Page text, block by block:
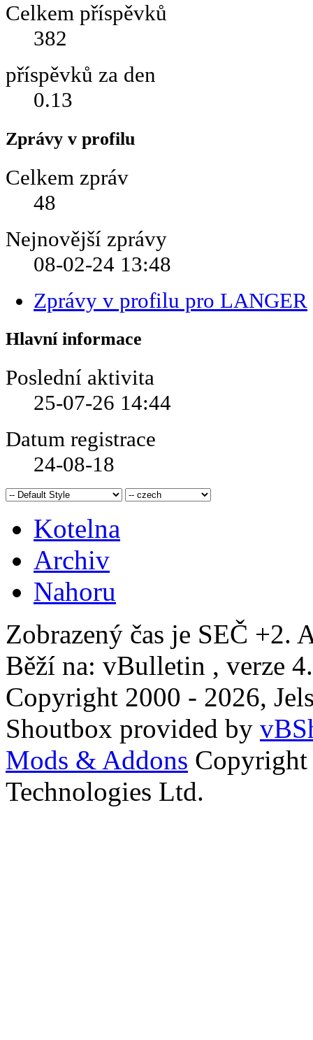
Celkem příspěvků
382
příspěvků za den
0.13
Zprávy v profilu
Celkem zpráv
48
Nejnovější zprávy
08-02-24 13:48
Zprávy v profilu pro LANGER
Hlavní informace
Poslední aktivita
25-07-26 14:44
Datum registrace
24-08-18
Kotelna
Archiv
Nahoru
Zobrazený čas je SEČ +2.
Běží na: vBulletin , verze
Copyright 2000 - 2026,
Shoutbox provided by
Mods & Addons
Technologies Ltd.